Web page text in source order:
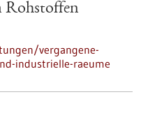
Rohstoffen
vergangene-
industrielle-raeume